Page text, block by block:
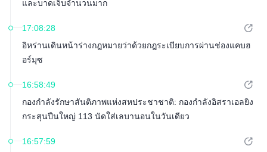
และบาดเจ็บจำนวนมาก
17:08:28
อิหร่านเดินหน้าร่างกฎหมายว่าด้วยกฎระเบียบการผ่านช่องแคบฮ
อร์มุซ
16:58:49
กองกำลังรักษาสันติภาพแห่งสหประชาชาติ: กองกำลังอิสราเอลยิง
กระสุนปืนใหญ่ 113 นัดใส่เลบานอนในวันเดียว
16:57:59